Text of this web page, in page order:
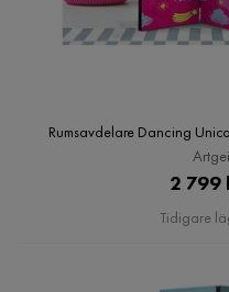
Rumsavdelare Dancing
2 799
Tidigare